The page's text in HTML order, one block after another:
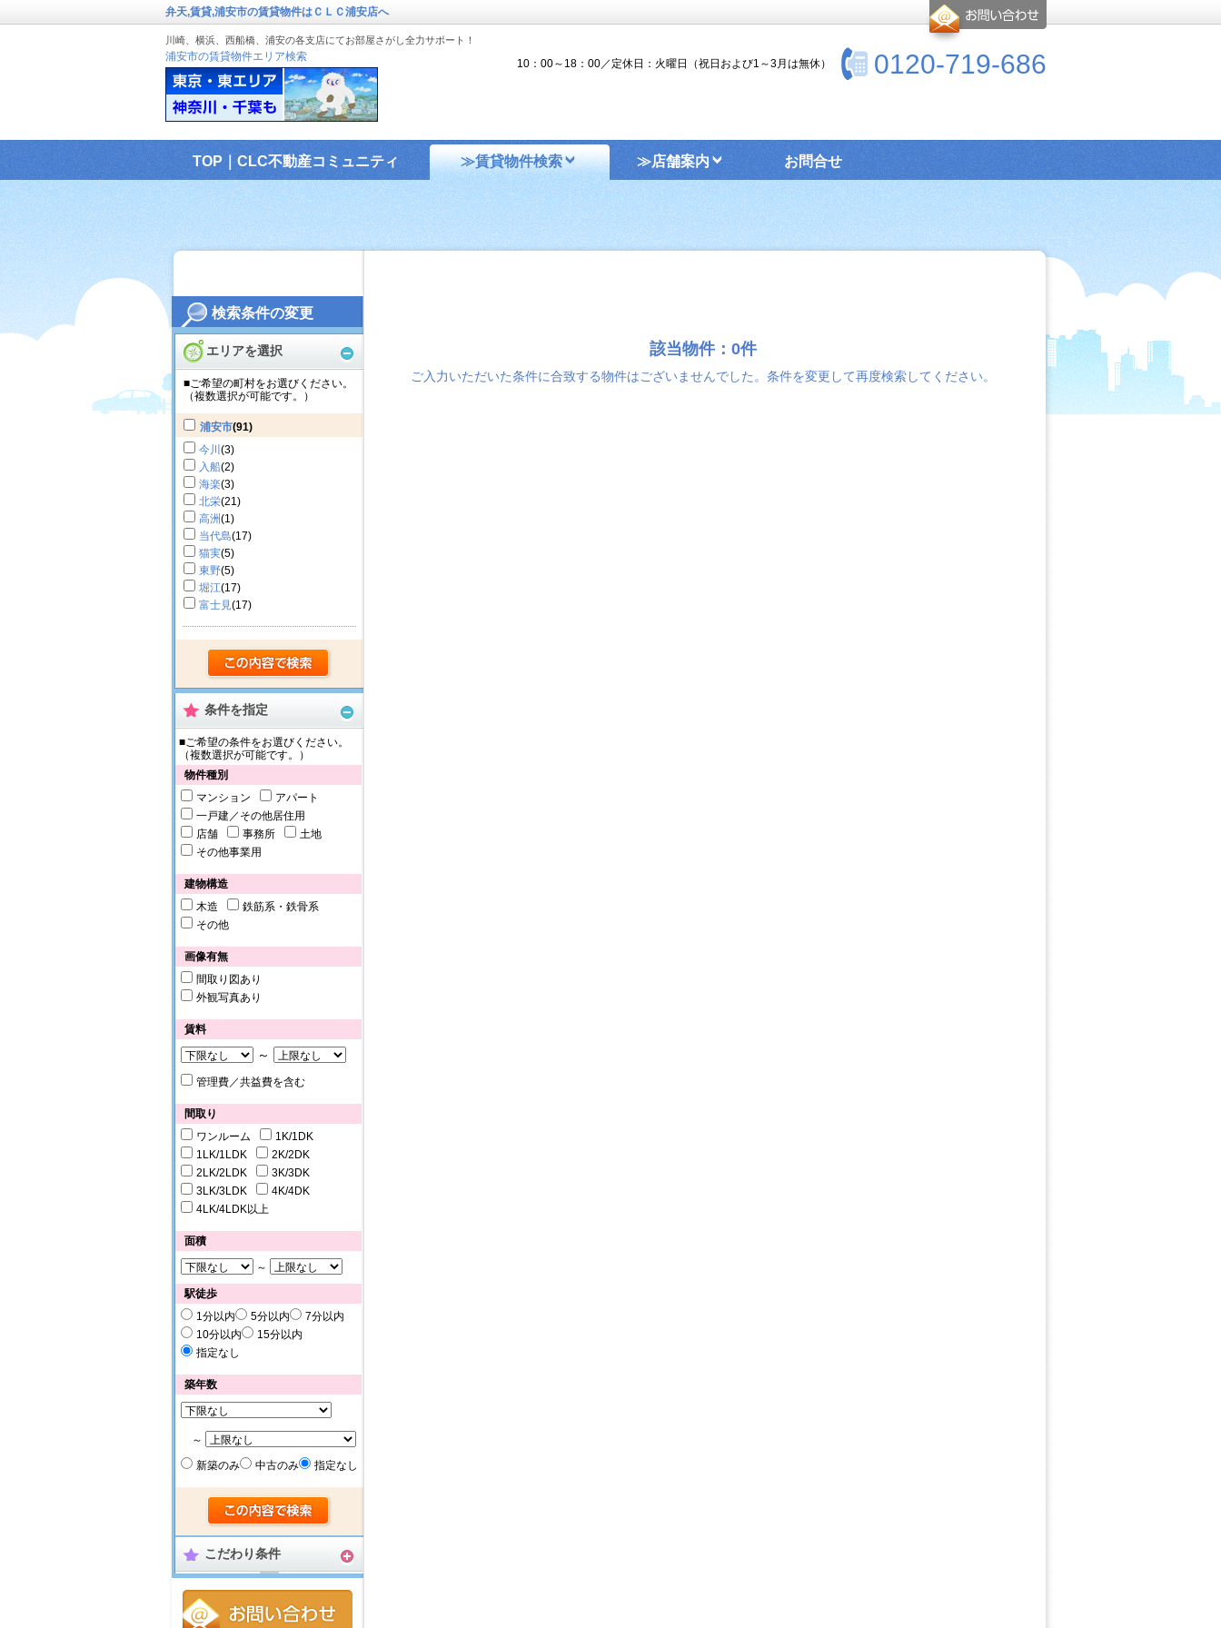
検索条件の変更
エリアを選択
■ご希望の町村をお選びください。
（複数選択が可能です。）
浦安市(91)
今川 (3)
入船(2)
海楽(3)
北栄(21)
高洲(1)
当代島(17)
猫実(5)
東野(5)
堀江(17)
富士見(17)
条件を指定
■ご希望の条件をお選びください。
（複数選択が可能です。）
物件種別
マンション
アパート
一戸建／その他居住用
店舗
事務所
土地
その他事業用
建物構造
木造
鉄筋系・鉄骨系
その他
画像有無
間取り図あり
外観写真あり
賃料
～
管理費／共益費を含む
間取り
ワンルーム
1K/1DK
1LK/1LDK
2K/2DK
2LK/2LDK
3K/3DK
3LK/3LDK
4K/4DK
4LK/4LDK以上
面積
～
駅徒歩
1分以内
5分以内
7分以内
10分以内
15分以内
指定なし
築年数
～
新築のみ
中古のみ 指定なし
こだわり条件
弁天,賃貸,浦安市の賃貸物件はＣＬＣ浦安店へ
川崎、横浜、西船橋、浦安の各支店にてお部屋さがし全力サポート！
浦安市の賃貸物件エリア検索 0120-719-686
10：00～18：00／定休日：火曜日（祝日および1～3月は無休）
TOP｜CLC不動産コミュニティ ≫賃貸物件検索 ≫店舗案内 お問合せ
該当物件：0件
ご入力いただいた条件に合致する物件はございませんでした。条件を変更して再度検索してください。